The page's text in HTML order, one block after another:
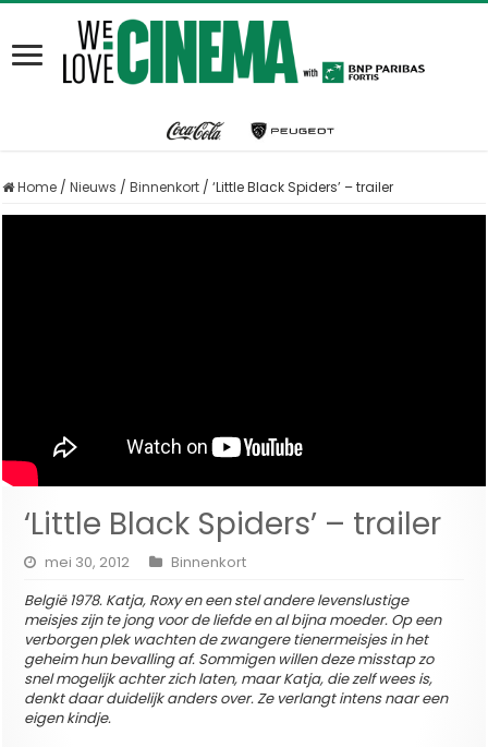
Home / Nieuws / Binnenkort / ‘Little Black Spiders’ – trailer
‘Little Black Spiders’ – trailer
mei 30, 2012
Binnenkort
België 1978. Katja, Roxy en een stel andere levenslustige
meisjes zijn te jong voor de liefde en al bijna moeder. Op een
verborgen plek wachten de zwangere tienermeisjes in het
geheim hun bevalling af. Sommigen willen deze misstap zo
snel mogelijk achter zich laten, maar Katja, die zelf wees is,
denkt daar duidelijk anders over. Ze verlangt intens naar een
eigen kindje.